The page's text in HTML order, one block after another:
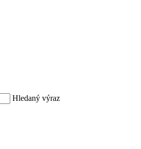
Hledaný výraz